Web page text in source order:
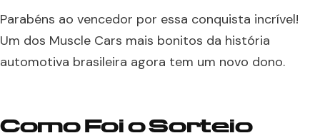
Parabéns ao vencedor por essa conquista incrível!
Um dos Muscle Cars mais bonitos da história
automotiva brasileira agora tem um novo dono.
Como Foi o Sorteio